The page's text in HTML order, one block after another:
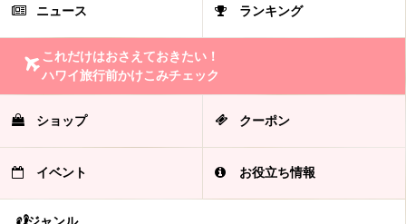
ニュース ランキング
これだけはおさえておきたい！
ハワイ旅行前かけこみチェック
ショップ クーポン
イベント お役立ち情報